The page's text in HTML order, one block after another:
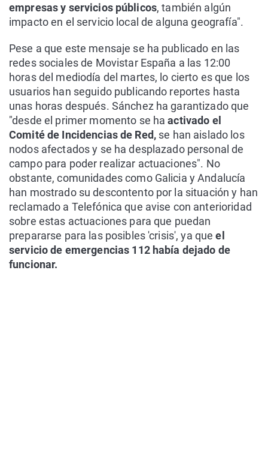
empresas y servicios públicos, también algún
impacto en el servicio local de alguna geografía".
Pese a que este mensaje se ha publicado en las
redes sociales de Movistar España a las 12:00
horas del mediodía del martes, lo cierto es que los
usuarios han seguido publicando reportes hasta
unas horas después. Sánchez ha garantizado que
"desde el primer momento se haactivado el
Comité de Incidencias de Red, se han aislado los
nodos afectados y se ha desplazado personal de
campo para poder realizar actuaciones". No
obstante, comunidades como Galicia y Andalucía
han mostrado su descontento por la situación y han
reclamado a Telefónica que avise con anterioridad
sobre estas actuaciones para que puedan
prepararse para las posibles 'crisis', ya queel
servicio de emergencias 112 había dejado de
funcionar.